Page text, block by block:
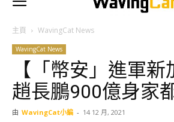
主頁 WavingCat News
WavingCat News
【「幣安」進軍
趙長鵬900億身家
由 WavingCat小編 - 14 12 月, 2021